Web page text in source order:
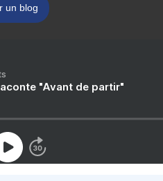
un blog
"Avant de partir"